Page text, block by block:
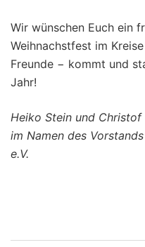
Wir wünschen Euch ein
Weihnachstfest im
Freunde − kommt und
Jahr!
Heiko Stein und Christof
im Namen des
e.V.